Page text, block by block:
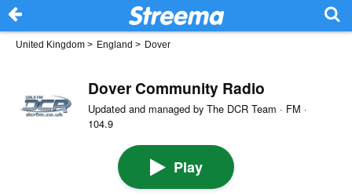
United Kingdom > England > Dover
Dover Community Radio
Updated and managed by The DCR Team · FM ·
104.9
Play